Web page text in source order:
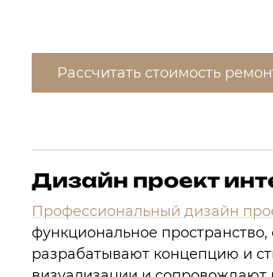
Рассчитать стоимость
Дизайн проект
Профессиональный дизайн
функциональное
разрабатывают концепцию и